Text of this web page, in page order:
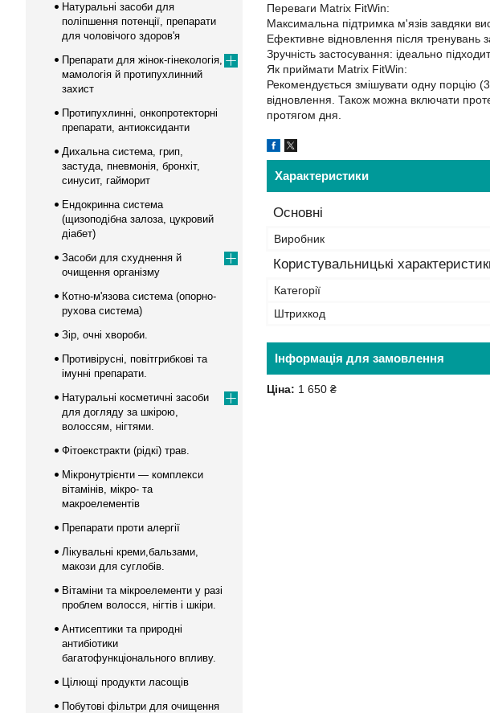
Переваги Matrix FitWin:
Максимальна підтримка м'язів завдяки
Ефективне відновлення після тренувань
Зручність застосування: ідеально
Як приймати Matrix FitWin:
Рекомендується змішувати одну порцію
відновлення. Також можна включати
протягом дня.
Характеристики
Основні
Виробник
Користувальницькі
Категорії
Штрихкод
Інформація для замовлення
Ціна: 1 650 ₴
Натуральні засоби для
поліпшення потенції, препарати
для чоловічого здоров'я
Препарати для жінок-гінекологія,
мамологія й протипухлинний
захист
Протипухлинні, онкопротекторні
препарати, антиоксиданти
Дихальна система, грип,
застуда, пневмонія, бронхіт,
синусит, гайморит
Ендокринна система
(щизоподібна залоза, цукровий
діабет)
Засоби для схуднення й
очищення організму
Котно-м'язова система (опорно-
рухова система)
Зір, очні хвороби.
Противірусні, повітгрибкові та
імунні препарати.
Натуральні косметичні засоби
для догляду за шкірою,
волоссям, нігтями.
Фітоекстракти (рідкі) трав.
Мікронутрієнти — комплекси
вітамінів, мікро- та
макроелементів
Препарати проти алергії
Лікувальні креми,бальзами,
макози для суглобів.
Вітаміни та мікроелементи у разі
проблем волосся, нігтів і шкіри.
Антисептики та природні
антибіотики
багатофункціонального впливу.
Цілющі продукти ласощів
Побутові фільтри для очищення